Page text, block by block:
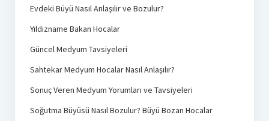
Evdeki Büyü Nasıl Anlaşılır ve Bozulur?
Yıldızname Bakan Hocalar
Güncel Medyum Tavsiyeleri
Sahtekar Medyum Hocalar Nasıl Anlaşılır?
Sonuç Veren Medyum Yorumları ve Tavsiyeleri
Soğutma Büyüsü Nasıl Bozulur? Büyü Bozan Hocalar